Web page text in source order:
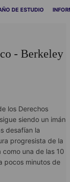
DE ESTUDIO
- Berkeley
los Derechos
siendo un imán
desafían la
progresista de la
una de las 10
pocos minutos de